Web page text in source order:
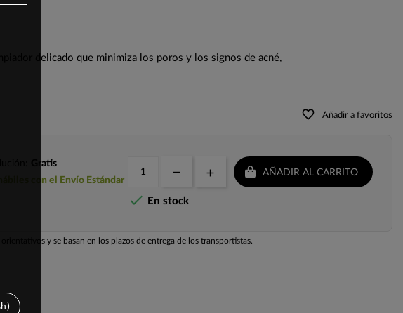
delicado que minimiza los poros y los signos de acné,
favorite_border Añadir a favoritos
Gratis
con el Envío Estándar
AÑADIR AL CARRITO
 En stock
y se basan en los plazos de entrega de los transportistas.